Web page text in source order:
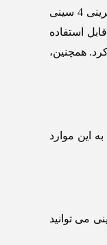
در رستوران ‌ها، کافه ‌ها، و مراکز خدماتی غذایی مورد استفاده قرار می‌گیرد. گرمخانه ویترینی 4 سینی
استفاده
کرد. همچنین،
به این موارد
که غذا را می خواهند به نمایش در آورند و در تعداد بالا به مشتری ارائه دهند مناسب است. برای خرید انواع گرمخانه های 4 سینی می توانید